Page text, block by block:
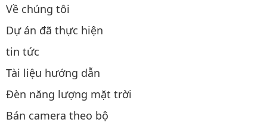
Về chúng tôi
Dự án đã thực hiện
tin tức
Tài liệu hướng dẫn
Đèn năng lượng mặt trời
Bán camera theo bộ